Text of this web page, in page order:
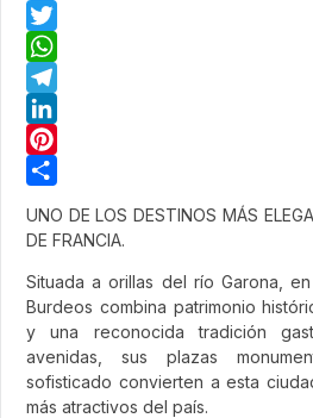
Facebook
Twitter
WhatsApp
Telegram
LinkedIn
Pinterest
UNO DE LOS DESTINOS MÁS
DE FRANCIA.
Situada a orillas del río Garona,
Burdeos combina patrimonio
y una reconocida tradición
avenidas, sus plazas
sofisticado convierten a esta
más atractivos del país.